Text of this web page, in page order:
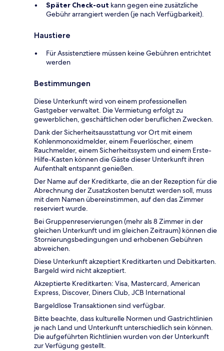
Später Check-out kann gegen eine zusätzliche
Gebühr arrangiert werden (je nach Verfügbarkeit).
Haustiere
Für Assistenztiere müssen keine Gebühren entrichtet
werden
Bestimmungen
Diese Unterkunft wird von einem professionellen
Gastgeber verwaltet. Die Vermietung erfolgt zu
gewerblichen, geschäftlichen oder beruflichen Zwecken.
Dank der Sicherheitsausstattung vor Ort mit einem
Kohlenmonoxidmelder, einem Feuerlöscher, einem
Rauchmelder, einem Sicherheitssystem und einem Erste-
Hilfe-Kasten können die Gäste dieser Unterkunft ihren
Aufenthalt entspannt genießen.
Der Name auf der Kreditkarte, die an der Rezeption für die
Abrechnung der Zusatzkosten benutzt werden soll, muss
mit dem Namen übereinstimmen, auf den das Zimmer
reserviert wurde.
Bei Gruppenreservierungen (mehr als 8 Zimmer in der
gleichen Unterkunft und im gleichen Zeitraum) können die
Stornierungsbedingungen und erhobenen Gebühren
abweichen.
Diese Unterkunft akzeptiert Kreditkarten und Debitkarten.
Bargeld wird nicht akzeptiert.
Akzeptierte Kreditkarten: Visa, Mastercard, American
Express, Discover, Diners Club, JCB International
Bargeldlose Transaktionen sind verfügbar.
Bitte beachte, dass kulturelle Normen und Gastrichtlinien
je nach Land und Unterkunft unterschiedlich sein können.
Die aufgeführten Richtlinien wurden von der Unterkunft
zur Verfügung gestellt.